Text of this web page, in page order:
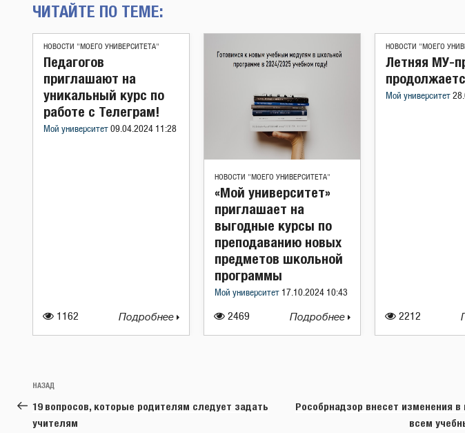
ЧИТАЙТЕ ПО ТЕМЕ:
НОВОСТИ "МОЕГО УНИВЕРСИТЕТА"
1162
Педагогов
приглашают на
уникальный курс по
работе с Телеграм!
Мой университет 09.04.2024 11:28
Подробнее
НОВОСТИ "МОЕГО УНИВЕРСИТЕТА"
2469
«Мой университет»
приглашает на
выгодные курсы по
преподаванию новых
предметов школьной
программы
Мой университет 17.10.2024 10:43
Подробнее
НОВОСТИ "МОЕГО
2212
Летняя МУ-
Мой университет
Навигация
по
записям
Предыдущая
запись:
НАЗАД
19 вопросов, которые родителям следует задать
учителям
Рособрнадзор внесет изменения
всем